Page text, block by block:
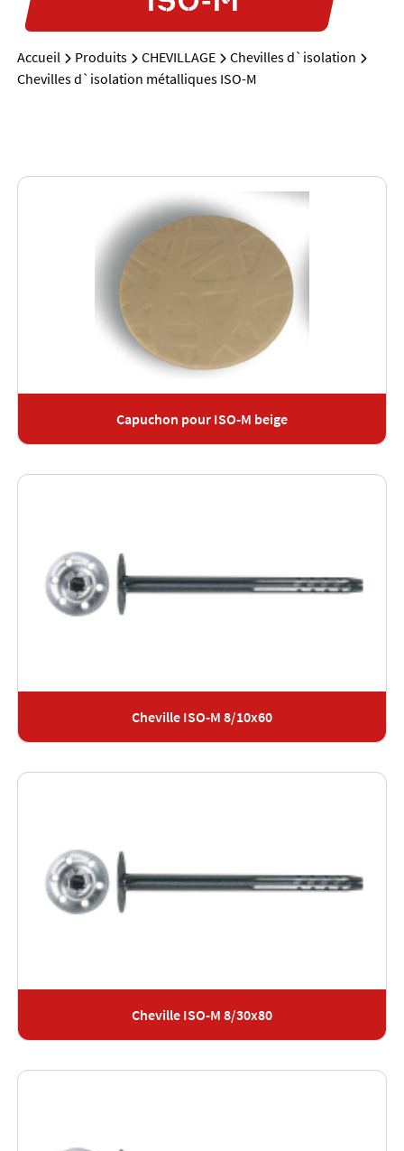
Accueil Produits CHEVILLAGE
Chevilles d`isolation
Chevilles d`isolation métalliques ISO-M
Capuchon pour ISO-M beige
Cheville ISO-M 8/10x60
Cheville ISO-M 8/30x80